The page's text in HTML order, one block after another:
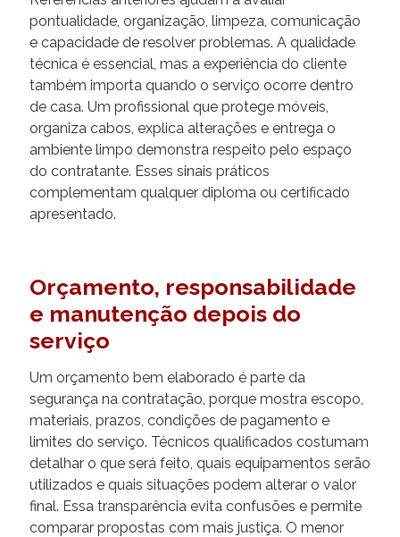
pontualidade, organização, limpeza, comunicação
e capacidade de resolver problemas. A qualidade
técnica é essencial, mas a experiência do cliente
também importa quando o serviço ocorre dentro
de casa. Um profissional que protege móveis,
organiza cabos, explica alterações e entrega o
ambiente limpo demonstra respeito pelo espaço
do contratante. Esses sinais práticos
complementam qualquer diploma ou certificado
apresentado.
Orçamento, responsabilidade
e manutenção depois do
serviço
Um orçamento bem elaborado é parte da
segurança na contratação, porque mostra escopo,
materiais, prazos, condições de pagamento e
limites do serviço. Técnicos qualificados costumam
detalhar o que será feito, quais equipamentos serão
utilizados e quais situações podem alterar o valor
final. Essa transparência evita confusões e permite
comparar propostas com mais justiça. O menor